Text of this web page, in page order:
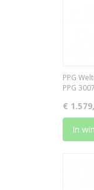
PPG
PPG
€
In